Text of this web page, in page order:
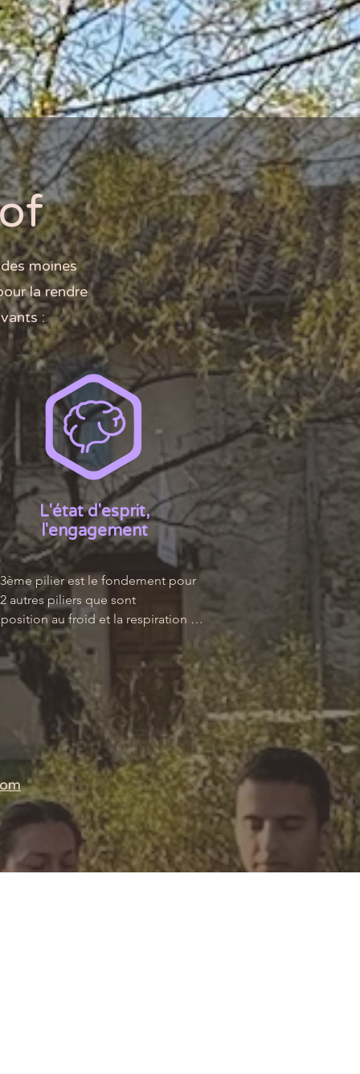
moines
la rendre
:
L'état d'esprit,
l'engagement
pilier est le fondement pour
autres piliers que sont
au froid et la respiration
Hof encourage la pratique de la
mentale et de la
dimension mentale est
pour exploiter pleinement
potentiel. Poser une intention est
pas dans ce pilier.
sont les avantages de ce pilier :
maitriser le corps et l’esprit